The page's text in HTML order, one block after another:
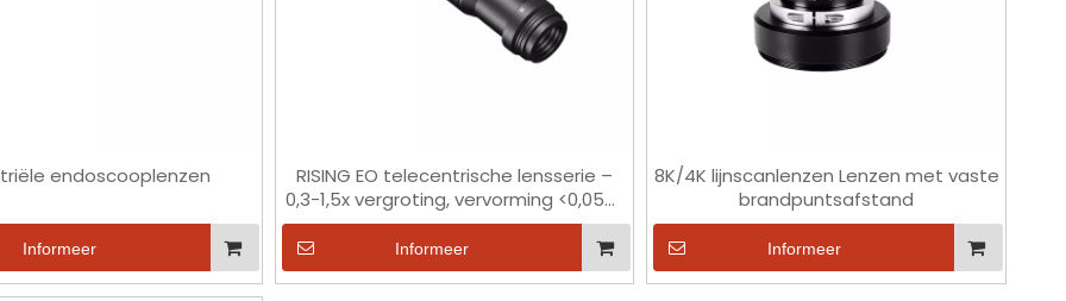
endoscooplenzen
Informeer
RISING EO telecentrische lensserie –
0,3-1,5x vergroting, vervorming <0,05%,
DOF tot 7 mm
Informeer
8K/4K lijnscanlenzen Lenzen met vaste
brandpuntsafstand
Informeer